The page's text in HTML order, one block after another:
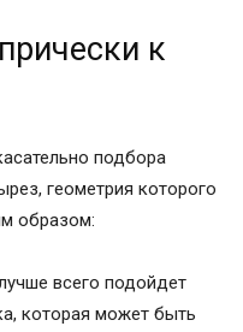
к
подбора
геометрия которого
образом:
всего подойдет
которая может быть